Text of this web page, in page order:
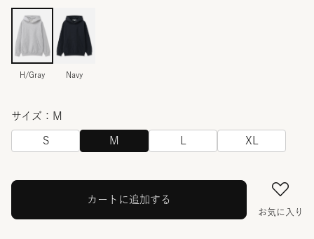
H/Gray Navy
サイズ：M
S M XL
カートに追加する
お気に入り